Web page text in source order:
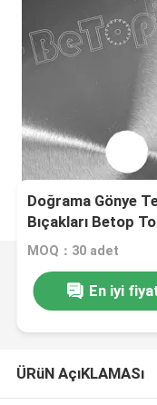
Doğrama Gönye
Bıçakları Betop
Metaller
MOQ：30 adet
En iyi
ÜRüN AçıKLAMASı